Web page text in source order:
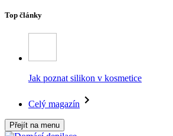
Top články
Jak poznat silikon v kosmetice
Celý magazín
Přejít na menu